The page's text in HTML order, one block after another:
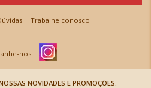
Trabalhe conosco
NOVIDADES E PROMOÇÕES.